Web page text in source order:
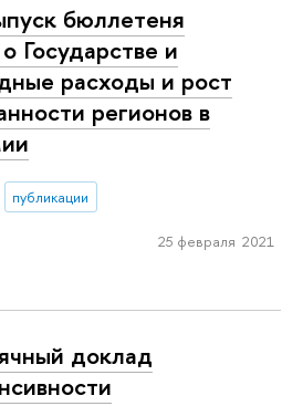
бюллетеня
Государстве и
расходы и рост
регионов в
публикации
25 февраля 2021
доклад